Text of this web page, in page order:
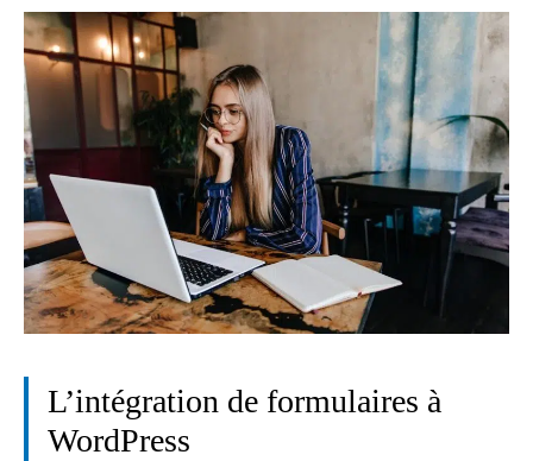
L’intégration de formulaires à
WordPress